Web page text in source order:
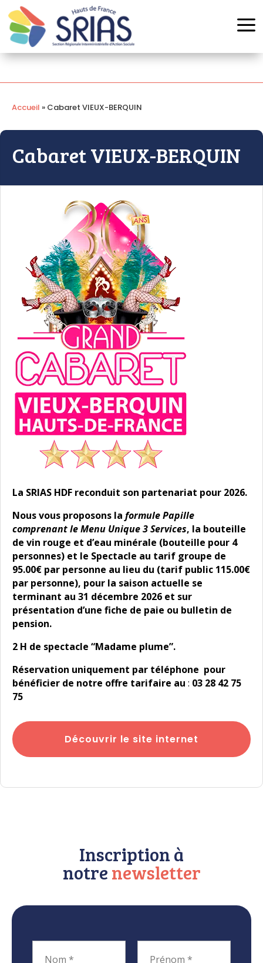
a
Accueil » Cabaret VIEUX-BERQUIN
Cabaret VIEUX-BERQUIN
La SRIAS HDF reconduit son partenariat pour 2026.
Nous vous proposons la formule Papille
comprenant le Menu Unique 3 Services, la bouteille
de vin rouge et d’eau minérale (bouteille pour 4
personnes) et le Spectacle au tarif groupe de
95.00€ par personne au lieu du (tarif public 115.00€
par personne), pour la saison actuelle se
terminant au 31 décembre 2026 et sur
présentation d’une fiche de paie ou bulletin de
pension.
2 H de spectacle “Madame plume”.
Réservation uniquement par téléphone pour
bénéficier de notre offre tarifaire au : 03 28 42 75
75
Découvrir le site internet
Inscription à
notrenewsletter
Panneau de gestion des cookies